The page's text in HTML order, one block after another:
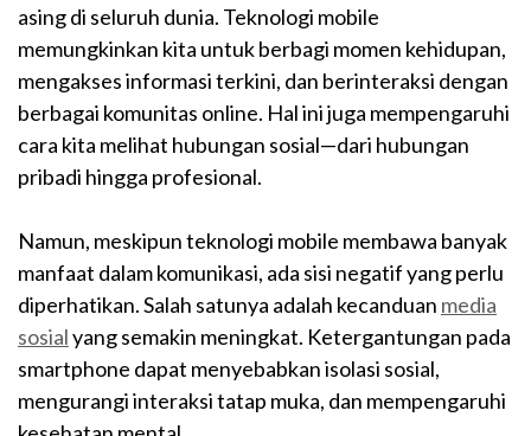
asing di seluruh dunia. Teknologi mobile
memungkinkan kita untuk berbagi momen kehidupan,
mengakses informasi terkini, dan berinteraksi dengan
berbagai komunitas online. Hal ini juga mempengaruhi
cara kita melihat hubungan sosial—dari hubungan
pribadi hingga profesional.
Namun, meskipun teknologi mobile membawa banyak
manfaat dalam komunikasi, ada sisi negatif yang perlu
diperhatikan. Salah satunya adalah kecanduan media
sosialyang semakin meningkat. Ketergantungan pada
smartphone dapat menyebabkan isolasi sosial,
mengurangi interaksi tatap muka, dan mempengaruhi